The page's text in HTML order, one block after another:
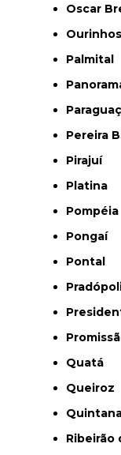
Oscar
Ourinhos
Palmital
Pereira
Pirajuí
Platina
Pompéia
Pongaí
Pontal
Quatá
Queiroz